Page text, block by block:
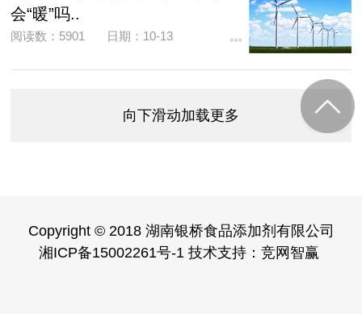
会“暖”吗..
阅读数：5901 日期：10-13
向下滑动加载更多
Copyright © 2018 湖南银桥食品添加剂有限公司
湘ICP备15002261号-1 技术支持： 竞网智赢